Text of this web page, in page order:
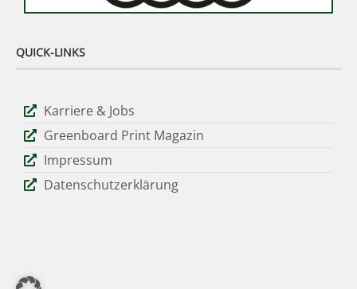
QUICK-LINKS
Karriere & Jobs
Greenboard Print Magazin
Impressum
Datenschutzerklärung